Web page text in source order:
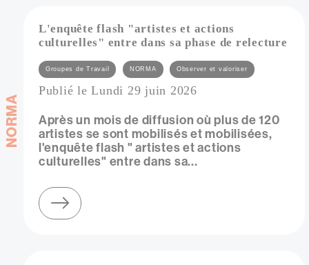
NORMA
L'enquête flash "artistes et actions
culturelles" entre dans sa phase de relecture
Catégories
Groupes de Travail NORMA Observer et valoriser
Publié le Lundi 29 juin 2026
Après un mois de diffusion où plus de 120
artistes se sont mobilisés et mobilisées,
l'enquête flash " artistes et actions
culturelles" entre dans sa...